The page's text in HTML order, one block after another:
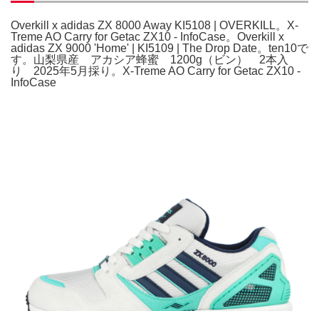
Overkill x adidas ZX 8000 Away KI5108 | OVERKILL。X-
Treme AO Carry for Getac ZX10 - InfoCase。Overkill x
adidas ZX 9000 'Home' | KI5109 | The Drop Date。ten10で
す。山梨県産 アカシア蜂蜜 1200g（ビン） 2本入
り 2025年5月採り。X-Treme AO Carry for Getac ZX10 -
InfoCase